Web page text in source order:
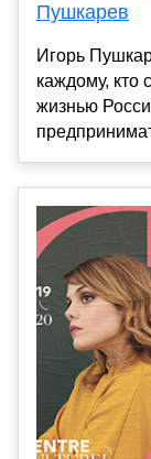
Пушкарев
Игорь
каждому, кто
жизнью